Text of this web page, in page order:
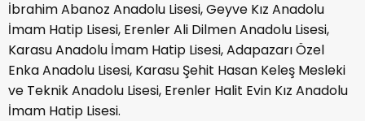
İbrahim Abanoz Anadolu Lisesi, Geyve Kız Anadolu
İmam Hatip Lisesi, Erenler Ali Dilmen Anadolu Lisesi,
Karasu Anadolu İmam Hatip Lisesi, Adapazarı Özel
Enka Anadolu Lisesi, Karasu Şehit Hasan Keleş Mesleki
ve Teknik Anadolu Lisesi, Erenler Halit Evin Kız Anadolu
İmam Hatip Lisesi.